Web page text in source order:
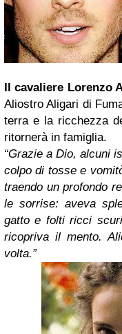
Il cavaliere Lorenzo
Aliostro Aligari di
terra e la ricchezza
ritornerà in famiglia.
“Grazie a Dio, alcuni
colpo di tosse e
traendo un profondo
le sorrise: aveva
gatto e folti ricci
ricopriva il mento.
volta.”